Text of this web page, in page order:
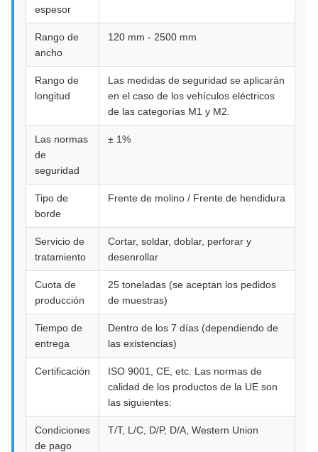
espesor
Rango de
ancho
120 mm - 2500 mm
Rango de
longitud
Las medidas de seguridad se aplicarán
en el caso de los vehículos eléctricos
de las categorías M1 y M2.
Las normas
de
seguridad
± 1%
Tipo de
borde
Frente de molino / Frente de hendidura
Servicio de
tratamiento
Cortar, soldar, doblar, perforar y
desenrollar
Cuota de
producción
25 toneladas (se aceptan los pedidos
de muestras)
Tiempo de
entrega
Dentro de los 7 días (dependiendo de
las existencias)
Certificación
ISO 9001, CE, etc. Las normas de
calidad de los productos de la UE son
las siguientes:
Condiciones
de pago
T/T, L/C, D/P, D/A, Western Union